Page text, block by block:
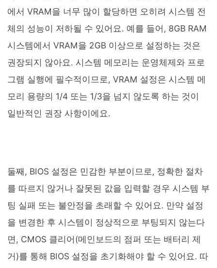
에서 VRAM을 너무 많이 할당하면 오히려 시스템 전
체의 성능이 저하될 수 있어요. 예를 들어, 8GB RAM
시스템에서 VRAM을 2GB 이상으로 설정하는 것은
권장되지 않아요. 시스템 메모리는 운영체제와 프로
그램 실행에 필수적이므로, VRAM 설정은 시스템 메
모리 용량의 1/4 또는 1/3을 넘지 않도록 하는 것이
일반적인 권장 사항이에요.
둘째, BIOS 설정은 민감한 부분이므로, 정확한 절차
를 따르지 않거나 잘못된 값을 입력할 경우 시스템 부
팅 실패 또는 불안정을 초래할 수 있어요. 만약 설정
을 변경한 후 시스템이 정상적으로 부팅되지 않는다
면, CMOS 클리어(메인보드의 점퍼 또는 배터리 제
거)를 통해 BIOS 설정을 초기화해야 할 수 있어요. 따